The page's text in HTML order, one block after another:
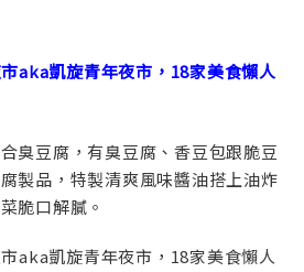
臭豆腐，有臭豆腐、香豆包跟脆豆
製品，特製清爽風味醬油搭上油炸
脆口解膩。